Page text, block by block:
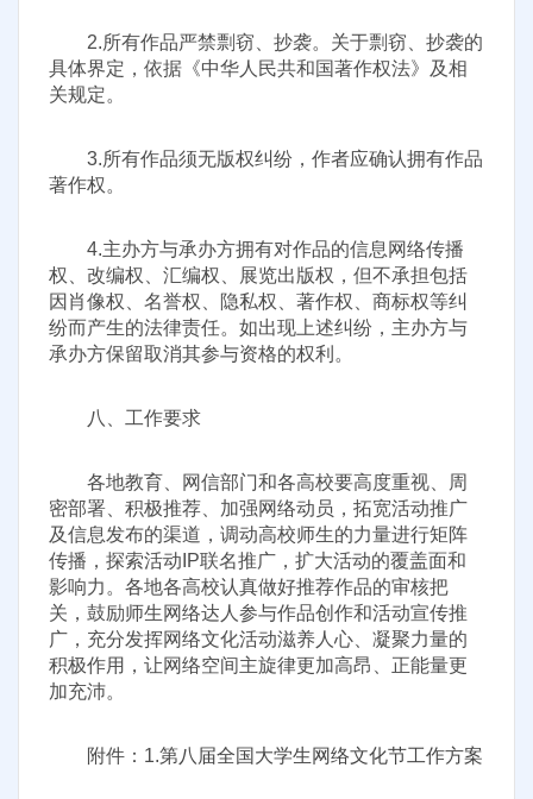
2.所有作品严禁剽窃、抄袭。关于剽窃、抄袭的
具体界定，依据《中华人民共和国著作权法》及相
关规定。
3.所有作品须无版权纠纷，作者应确认拥有作品
著作权。
4.主办方与承办方拥有对作品的信息网络传播
权、改编权、汇编权、展览出版权，但不承担包括
因肖像权、名誉权、隐私权、著作权、商标权等纠
纷而产生的法律责任。如出现上述纠纷，主办方与
承办方保留取消其参与资格的权利。
八、工作要求
各地教育、网信部门和各高校要高度重视、周
密部署、积极推荐、加强网络动员，拓宽活动推广
及信息发布的渠道，调动高校师生的力量进行矩阵
传播，探索活动IP联名推广，扩大活动的覆盖面和
影响力。各地各高校认真做好推荐作品的审核把
关，鼓励师生网络达人参与作品创作和活动宣传推
广，充分发挥网络文化活动滋养人心、凝聚力量的
积极作用，让网络空间主旋律更加高昂、正能量更
加充沛。
附件：1.第八届全国大学生网络文化节工作方案